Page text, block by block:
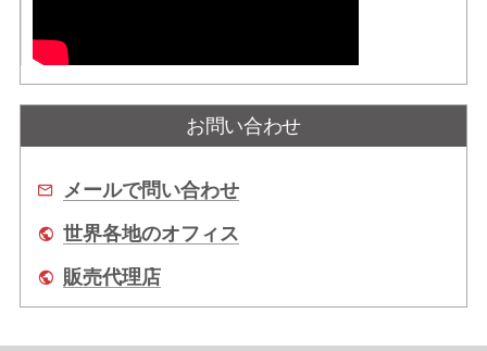
お問い合わせ
メールで問い合わせ
世界各地のオフィス
販売代理店